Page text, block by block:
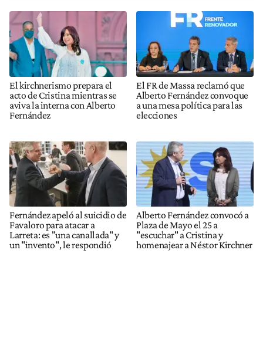
El kirchnerismo prepara el
acto de Cristina mientras se
aviva la interna con Alberto
Fernández
El FR de Massa reclamó que
Alberto Fernández convoque
a una mesa política para las
elecciones
Fernández apeló al suicidio de
Favaloro para atacar a
Larreta: es "una canallada" y
un "invento", le respondió
Alberto Fernández convocó a
Plaza de Mayo el 25 a
"escuchar" a Cristina y
homenajear a Néstor Kirchner